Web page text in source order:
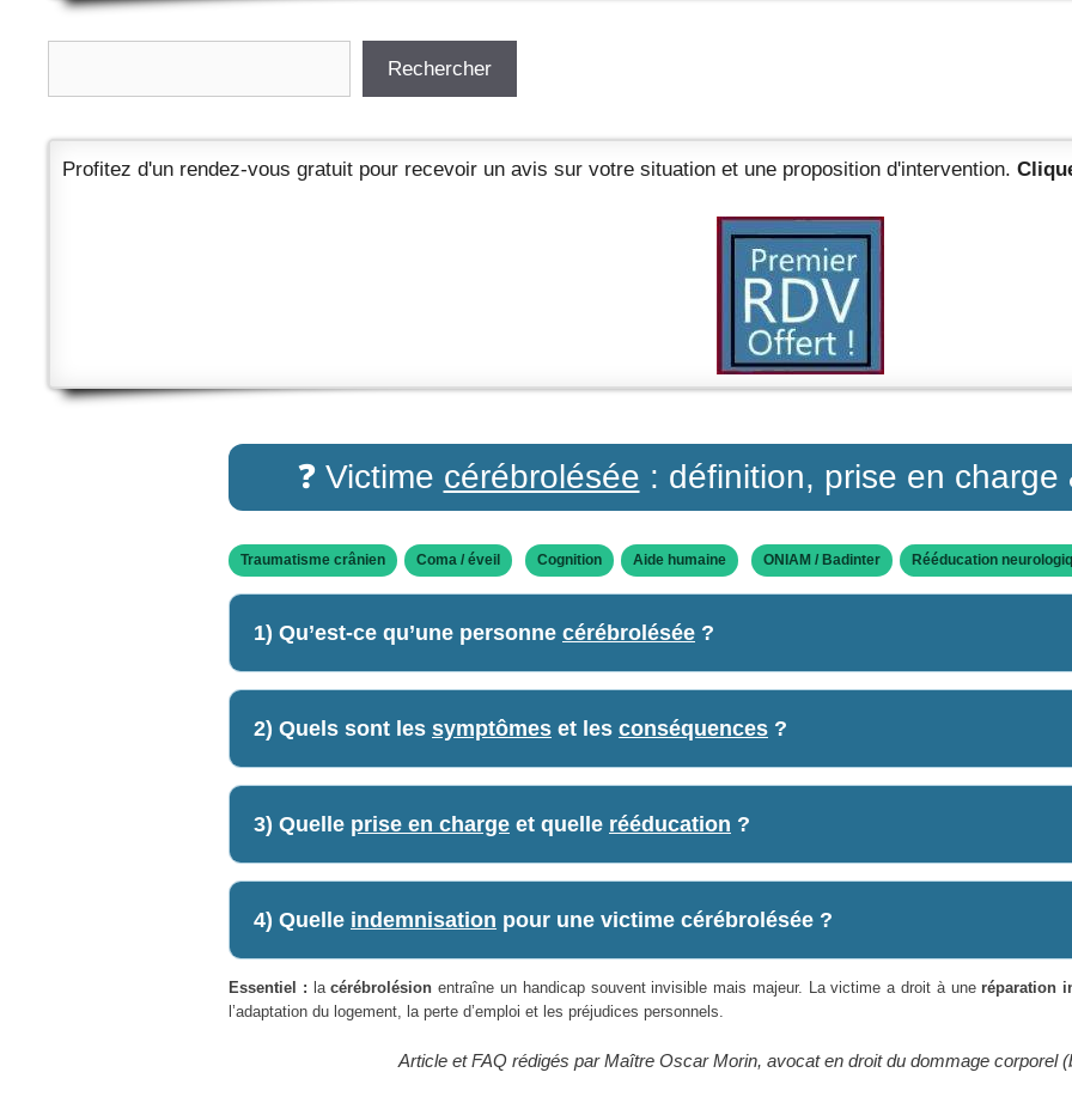
Rechercher
Profitez d'un rendez-vous gratuit pour recevoir un avis sur votre situation et une proposition d'intervention.
❓ Victime cérébrolésée : définition, prise en charge
Traumatisme crânien Coma / éveil Cognition Aide humaine ONIAM / Badinter Rééducation
1) Qu’est-ce qu’une personne cérébrolésée ?
2) Quels sont les symptômes et les conséquences ?
3) Quelle prise en charge et quelle rééducation ?
4) Quelle indemnisation pour une victime cérébrolésée ?
Essentiel : lacérébrolésion entraîne un handicap souvent invisible mais majeur. La victime a droit à une réparation
l’adaptation du logement, la perte d’emploi et les préjudices personnels.
Article et FAQ rédigés par Maître Oscar Morin, avocat en droit du dommage corporel